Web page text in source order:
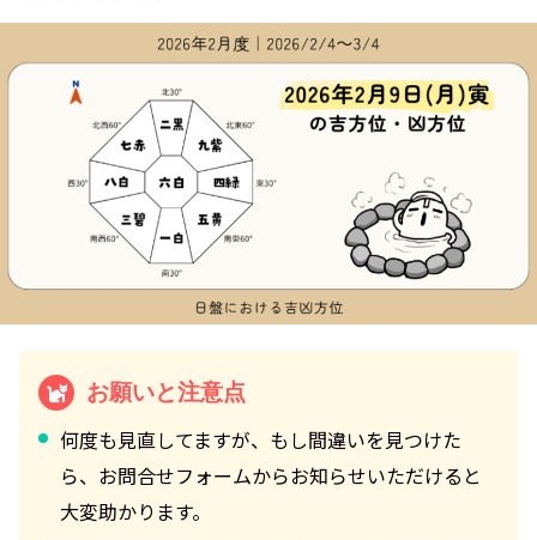
お願いと注意点
何度も見直してますが、もし間違いを見つけた
ら、お問合せフォームからお知らせいただけると
大変助かります。